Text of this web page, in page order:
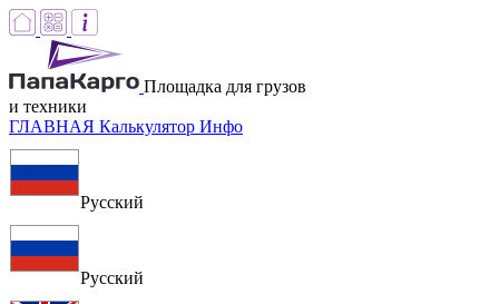
Площадка для грузов
и техники
ГЛАВНАЯ Калькулятор Инфо
Русский
Русский